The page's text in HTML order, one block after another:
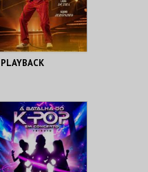
COMPRAR
PLAYBACK
CASA DO CINEMA
DE COIMBRA
MAIS INFO